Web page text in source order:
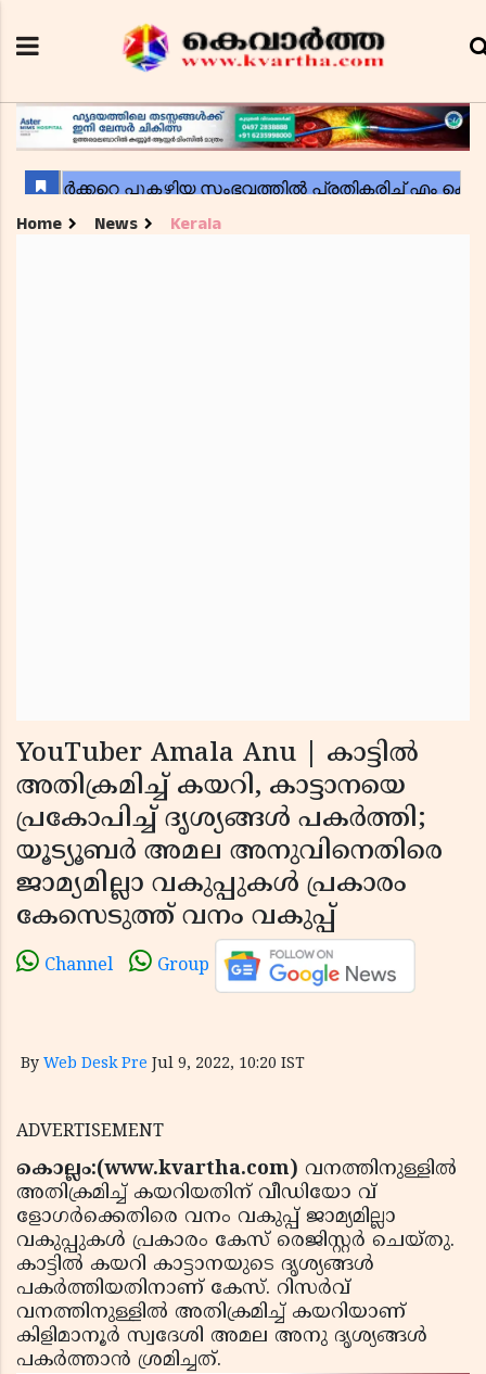
Home News Kerala
YouTuber Amala Anu | കാട്ടില്‍
അതിക്രമിച്ച് കയറി, കാട്ടാനയെ
പ്രകോപിച്ച് ദൃശ്യങ്ങള്‍ പകര്‍ത്തി;
യൂട്യൂബര്‍ അമല അനുവിനെതിരെ
ജാമ്യമില്ലാ വകുപ്പുകള്‍ പ്രകാരം
കേസെടുത്ത് വനം വകുപ്പ്
Channel Group
By Web Desk Pre Jul 9, 2022, 10:20 IST
ADVERTISEMENT
കൊല്ലം:(www.kvartha.com) വനത്തിനുള്ളില്‍
അതിക്രമിച്ച് കയറിയതിന് വീഡിയോ വ്
ളോഗര്‍ക്കെതിരെ വനം വകുപ്പ് ജാമ്യമില്ലാ
വകുപ്പുകള്‍ പ്രകാരം കേസ് രെജിസ്റ്റര്‍ ചെയ്തു.
കാട്ടില്‍ കയറി കാട്ടാനയുടെ ദൃശ്യങ്ങള്‍
പകര്‍ത്തിയതിനാണ് കേസ്. റിസര്‍വ്
വനത്തിനുള്ളില്‍ അതിക്രമിച്ച് കയറിയാണ്
കിളിമാനൂര്‍ സ്വദേശി അമല അനു ദൃശ്യങ്ങള്‍
പകര്‍ത്താന്‍ ശ്രമിച്ചത്.